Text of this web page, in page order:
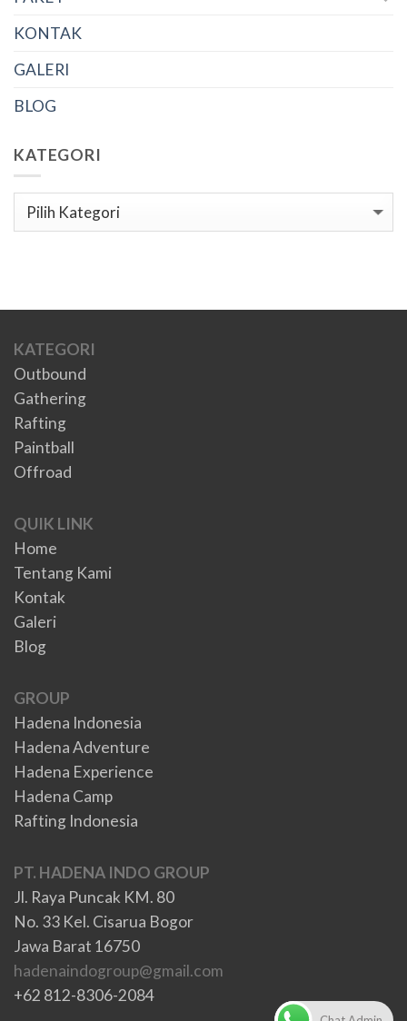
KONTAK
GALERI
BLOG
KATEGORI
Kategori
KATEGORI
Outbound
Gathering
Rafting
Paintball
Offroad
QUIK LINK
Home
Tentang Kami
Kontak
Galeri
Blog
GROUP
Hadena Indonesia
Hadena Adventure
Hadena Experience
Hadena Camp
Rafting Indonesia
PT. HADENA INDO GROUP
Jl. Raya Puncak KM. 80
No. 33 Kel. Cisarua Bogor
Jawa Barat 16750
hadenaindogroup@gmail.com
+62 812-8306-2084